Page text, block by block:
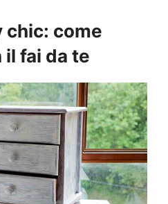
chic: come
fai da te